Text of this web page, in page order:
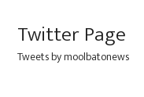
Twitter Page
Tweets by moolbatonews